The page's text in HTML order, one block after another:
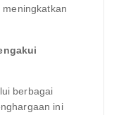
berbagai
ini